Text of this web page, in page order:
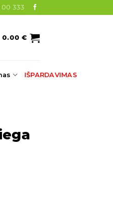
00 333
0.00€
IŠPARDAVIMAS